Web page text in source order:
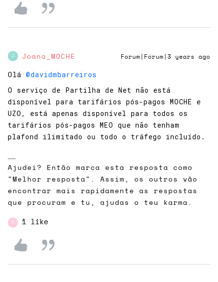
J Joana_MOCHE Forum|Forum|3 years ago
Olá @davidmbarreiros
O serviço de Partilha de Net não está
disponível para tarifários pós-pagos MOCHE e
UZO, está apenas disponível para todos os
tarifários pós-pagos MEO que não tenham
plafond ilimitado ou todo o tráfego incluído.
Ajudei? Então marca esta resposta como
"Melhor resposta". Assim, os outros vão
encontrar mais rapidamente as respostas
que procuram e tu, ajudas o teu karma.
D 1 like